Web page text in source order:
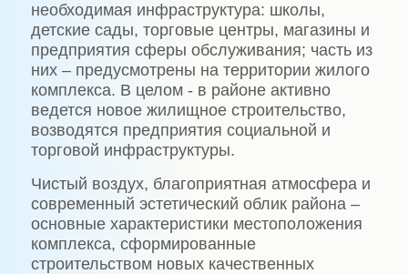
необходимая инфраструктура: школы,
детские сады, торговые центры, магазины и
предприятия сферы обслуживания; часть из
них – предусмотрены на территории жилого
комплекса. В целом - в районе активно
ведется новое жилищное строительство,
возводятся предприятия социальной и
торговой инфраструктуры.
Чистый воздух, благоприятная атмосфера и
современный эстетический облик района –
основные характеристики местоположения
комплекса, сформированные
строительством новых качественных